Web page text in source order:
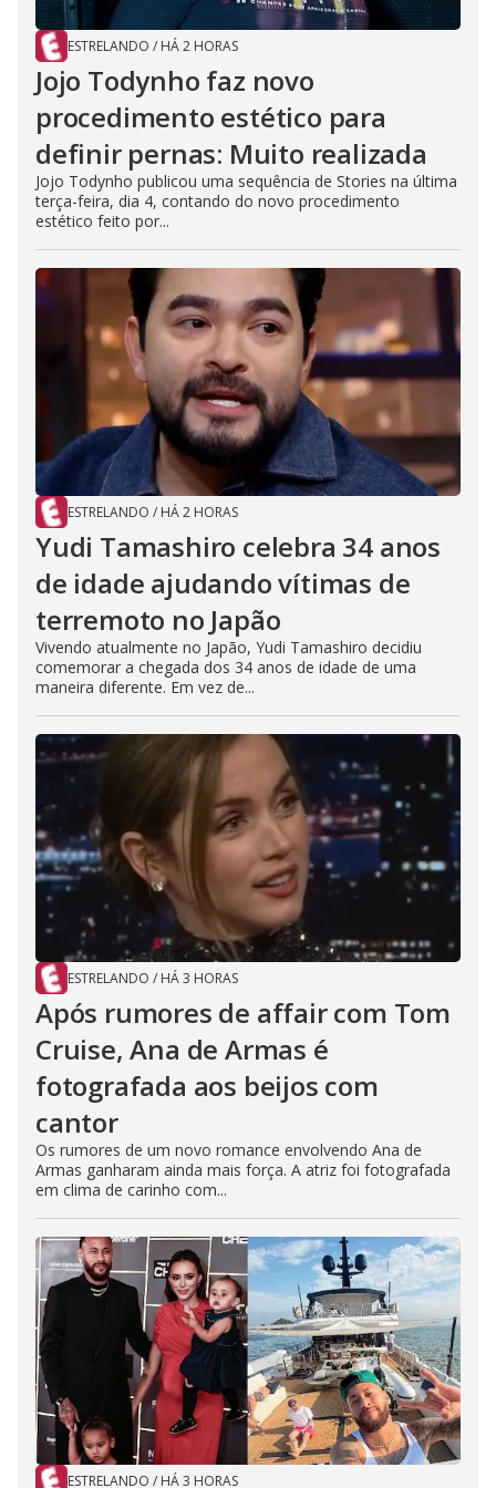
ESTRELANDO / HÁ 2 HORAS
Jojo Todynho faz novo
procedimento estético para
definir pernas: Muito realizada
Jojo Todynho publicou uma sequência de Stories na última
terça-feira, dia 4, contando do novo procedimento
estético feito por...
ESTRELANDO / HÁ 2 HORAS
Yudi Tamashiro celebra 34 anos
de idade ajudando vítimas de
terremoto no Japão
Vivendo atualmente no Japão, Yudi Tamashiro decidiu
comemorar a chegada dos 34 anos de idade de uma
maneira diferente. Em vez de...
ESTRELANDO / HÁ 3 HORAS
Após rumores de affair com Tom
Cruise, Ana de Armas é
fotografada aos beijos com
cantor
Os rumores de um novo romance envolvendo Ana de
Armas ganharam ainda mais força. A atriz foi fotografada
em clima de carinho com...
ESTRELANDO / HÁ 3 HORAS